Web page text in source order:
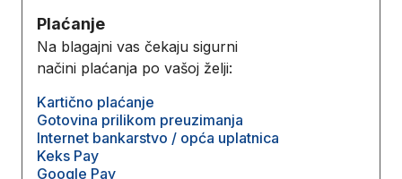
Plaćanje
Na blagajni vas čekaju sigurni
načini plaćanja po vašoj želji:
Kartično plaćanje
Gotovina prilikom preuzimanja
Internet bankarstvo / opća uplatnica
Keks Pay
Google Pay